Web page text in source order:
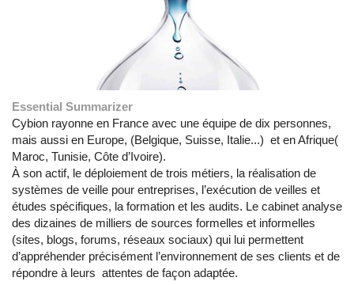
Essential Summarizer
Cybion rayonne en France avec une équipe de dix personnes,
mais aussi en Europe, (Belgique, Suisse, Italie...) et en Afrique(
Maroc, Tunisie, Côte d’Ivoire).
À son actif, le déploiement de trois métiers, la réalisation de
systèmes de veille pour entreprises, l’exécution de veilles et
études spécifiques, la formation et les audits. Le cabinet analyse
des dizaines de milliers de sources formelles et informelles
(sites, blogs, forums, réseaux sociaux) qui lui permettent
d’appréhender précisément l’environnement de ses clients et de
répondre à leurs attentes de façon adaptée.